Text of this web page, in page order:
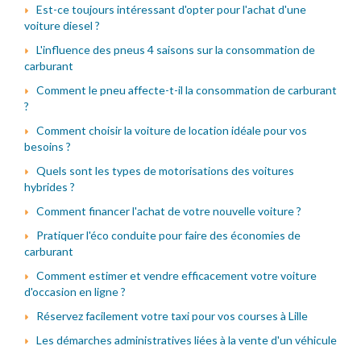
Est-ce toujours intéressant d'opter pour l'achat d'une
voiture diesel ?
L'influence des pneus 4 saisons sur la consommation de
carburant
Comment le pneu affecte-t-il la consommation de carburant
?
Comment choisir la voiture de location idéale pour vos
besoins ?
Quels sont les types de motorisations des voitures
hybrides ?
Comment financer l'achat de votre nouvelle voiture ?
Pratiquer l'éco conduite pour faire des économies de
carburant
Comment estimer et vendre efficacement votre voiture
d'occasion en ligne ?
Réservez facilement votre taxi pour vos courses à Lille
Les démarches administratives liées à la vente d'un véhicule